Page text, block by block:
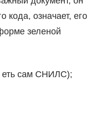
кода, означает, его
зеленой
еть сам СНИЛС);